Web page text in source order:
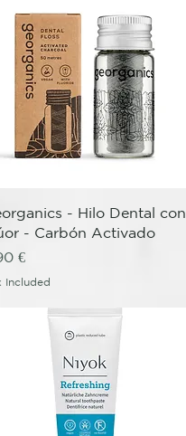
Quick View
- Hilo Dental con
- Carbón Activado
€
Included